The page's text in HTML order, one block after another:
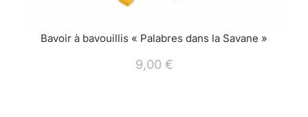
Bavoir à bavouillis « Palabres dans la Savane »
9,00 €